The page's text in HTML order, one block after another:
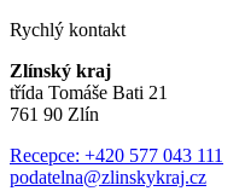
Rychlý kontakt
Zlínský kraj
třída Tomáše Bati 21
761 90 Zlín
Recepce: +420 577 043 111
podatelna@zlinskykraj.cz